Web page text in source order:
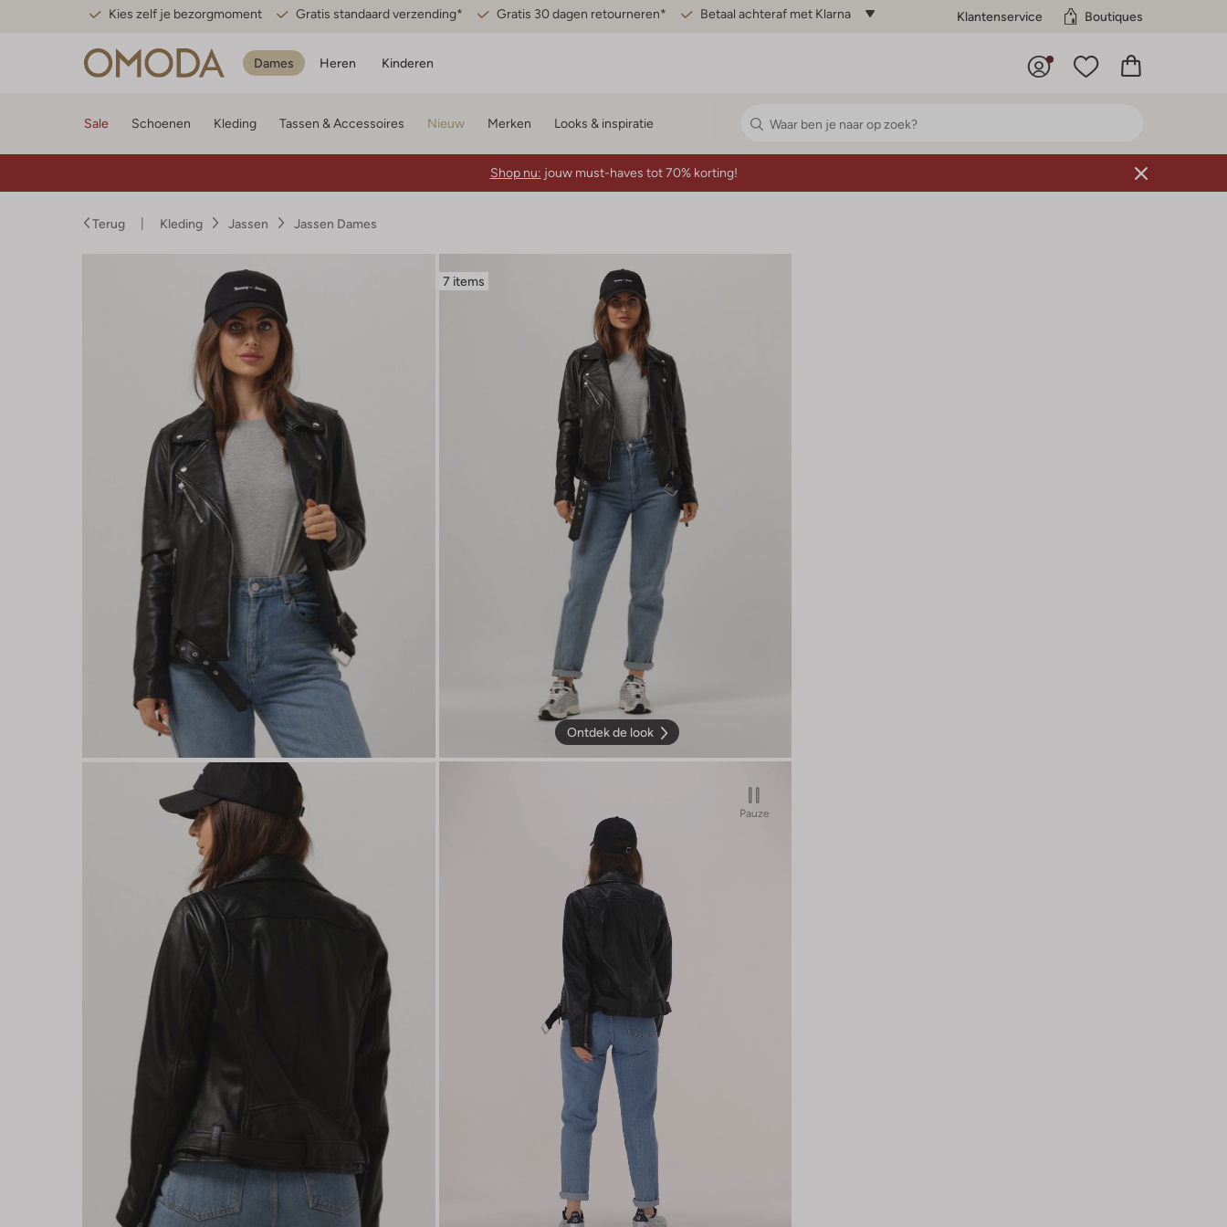
Kies zelf je bezorgmoment Gratis standaard verzending* Gratis 30 dagen retourneren* Betaal achteraf met Klarna Klantenservice Boutiques
Dames Heren Kinderen
Sale Schoenen Kleding Tassen & Accessoires Nieuw Merken Looks & inspiratie
Shop nu: jouw must-haves tot 70% korting!
Terug Kleding Jassen Jassen Dames
7 items
Ontdek de look
Pauze